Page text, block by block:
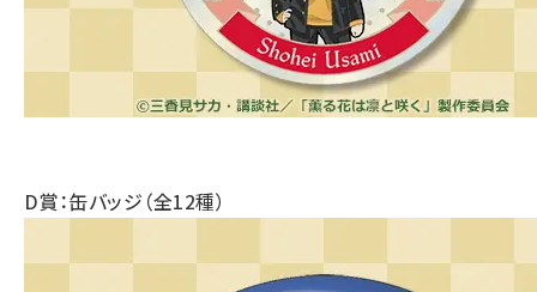
D賞：缶バッジ（全12種）